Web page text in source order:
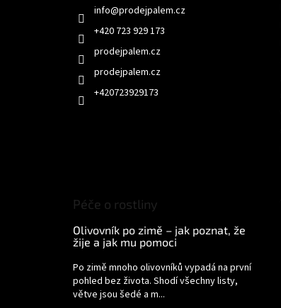
info@prodejpalem.cz
+420 723 929 173
prodejpalem.cz
+420723929173
Péče o rostliny
Olivovník po zimě – jak poznat, že
žije a jak mu pomoci
Po zimě mnoho olivovníků vypadá na první
pohled bez života. Shodí všechny listy,
větve jsou šedé a m...